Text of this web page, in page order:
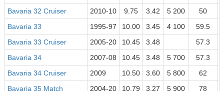
Bavaria 32 Cruiser
2010-10 9.75 3.42 5 200
50
Bavaria 33
1995-97 10.00 3.45 4 100
59.5
Bavaria 33 Cruiser
2005-20 10.45 3.48
57.3
Bavaria 34
2007-08 10.45 3.48 5 700
57.3
Bavaria 34 Cruiser
2009 10.50 3.60 5 800
62
Bavaria 35 Match
2004-20 10.79 3.27 5 900
78